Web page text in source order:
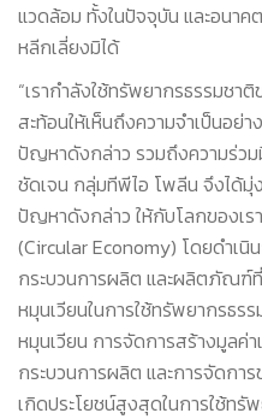
แวดล้อม ทั้งในปัจจุบัน และอนา
หลีกเลี่ยงมิได้
“เรากำลังใช้ทรัพยากรธรรมชา
สะท้อนให้เห็นถึงความจำเป็นอย่
ปัญหาดังกล่าว รวมถึงความร่ว
ชัดเจน กลุ่มทีพีไอ โพลีน จึงได้มุ่
ปัญหาดังกล่าว ให้กับโลกของเร
(Circular Economy) โดยดำเ
กระบวนการผลิต และผลิตภัณฑ์
หมุนเวียนในการใช้ทรัพยากรธร
หมุนเวียน การจัดการสร้างมูลค่
กระบวนการผลิต และการจัดกา
เกิดประโยชน์สูงสุดในการใช้ทรั